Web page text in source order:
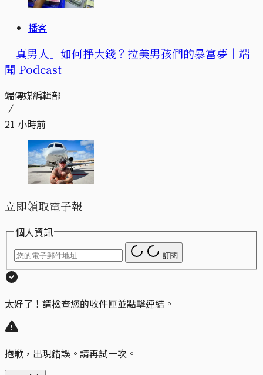
播客
「真男人」如何掙大錢？拉美男孩們的暴富夢｜端
聞 Podcast
端傳媒編輯部
21 小時前
立即領取電子報
個人資訊
訂閱
太好了！請檢查您的收件匣並點擊連結。
抱歉，出現錯誤。請再試一次。